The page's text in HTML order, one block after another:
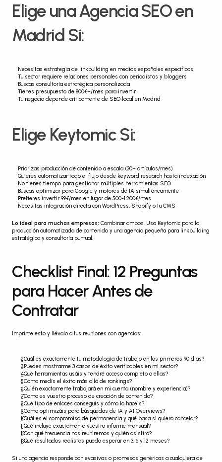
Elige una Agencia SEO en
Madrid Si:
Necesitas estrategia de linkbuilding en medios españoles específicos
Tu sector requiere relaciones personales con periodistas y bloggers
Buscas consultoría estratégica personalizada
Tienes presupuesto de 800€+/mes para invertir
Tu negocio depende críticamente de SEO local en Madrid
Elige Keytomic Si:
Priorizas producción de contenido a escala (30+ artículos/mes)
Quieres automatizar todo el flujo desde keyword research hasta indexación
No tienes tiempo para gestionar múltiples herramientas SEO
Buscas optimizar para Google y motores de IA simultáneamente
Prefieres invertir 99€/mes en lugar de 500-1.200€/mes
Necesitas integración directa con WordPress, Shopify o tu CMS
Lo ideal para muchas empresas: Combinar ambos. Usa Keytomic para la
producción automatizada de contenido y una agencia pequeña para linkbuilding
estratégico y consultoría puntual.
Checklist Final: 12 Preguntas
para Hacer Antes de
Contratar
Imprime esto y llévalo a tus reuniones con agencias:
¿Cuál es exactamente tu metodología de trabajo en los primeros 90 días?
¿Puedes mostrarme 3 casos de éxito verificables en mi sector?
¿Qué herramientas usáis y tendré acceso completo a ellas?
¿Cómo medís el éxito más allá de rankings?
¿Quién exactamente trabajará en mi cuenta (nombre y experiencia)?
¿Cómo es vuestro proceso de creación de contenido?
¿Qué tipo de enlaces conseguís y cómo lo hacéis?
¿Cómo optimizáis para búsquedas de IA y AI Overviews?
¿Cuál es el compromiso de permanencia y qué pasa si quiero cancelar?
¿Qué incluye exactamente vuestro informe mensual?
¿Con qué frecuencia nos reuniremos y quién asistirá?
¿Qué resultados realistas puedo esperar en 3, 6 y 12 meses?
Si una agencia responde con evasivas o promesas genéricas a cualquiera de